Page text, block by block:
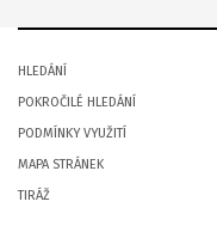
HLEDÁNÍ
POKROČILÉ HLEDÁNÍ
PODMÍNKY VYUŽITÍ
MAPA STRÁNEK
TIRÁŽ